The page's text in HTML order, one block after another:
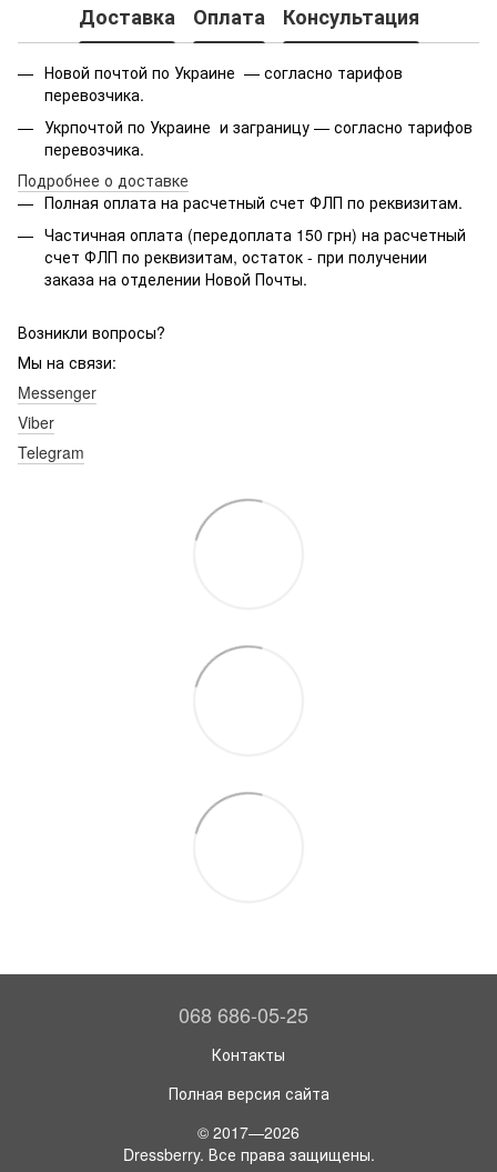
Доставка Оплата Консультация
Новой почтой по Украине — согласно тарифов
перевозчика.
Укрпочтой по Украине и заграницу — согласно тарифов
перевозчика.
Подробнее о доставке
Полная оплата на расчетный счет ФЛП по реквизитам.
Частичная оплата (передоплата 150 грн) на расчетный
счет ФЛП по реквизитам, остаток - при получении
заказа на отделении Новой Почты.
Возникли вопросы?
Мы на связи:
Messenger
Viber
Telegram
068 686-05-25
Контакты
Полная версия сайта
© 2017—2026
Dressberry. Все права защищены.